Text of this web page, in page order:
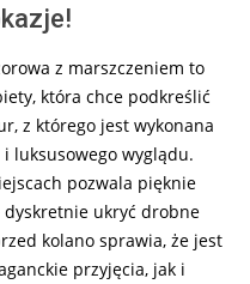
z marszczeniem to
która chce podkreślić
z którego jest wykonana
luksusowego wyglądu.
pozwala pięknie
ukryć drobne
kolano sprawia, że jest
przyjęcia, jak i